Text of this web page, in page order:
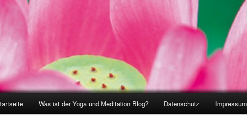
Was ist der Yoga und Meditation Blog? Datenschutz Impressum